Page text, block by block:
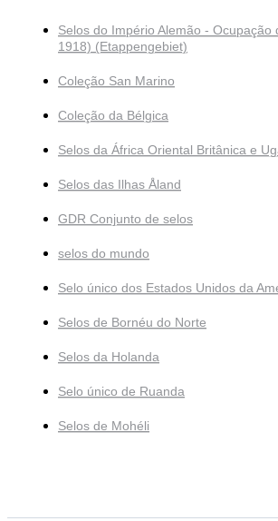
Selos do Império Alemão - Ocupação
1918) (Etappengebiet)
Coleção San Marino
Coleção da Bélgica
Selos da África Oriental Britânica e
Selos das Ilhas Åland
GDR Conjunto de selos
selos do mundo
Selo único dos Estados Unidos da
Selos de Bornéu do Norte
Selos da Holanda
Selo único de Ruanda
Selos de Mohéli